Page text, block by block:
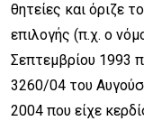
θητείες και όριζε
επιλογής (π.χ. ο
Σεπτεμβρίου 1993
3260/04 του
2004 που είχε